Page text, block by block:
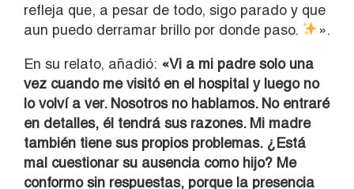
refleja que, a pesar de todo, sigo parado y que
aun puedo derramar brillo por donde paso.
».
En su relato, añadió: «Vi a mi padre solo una
vez cuando me visitó en el hospital y luego no
lo volví a ver. Nosotros no hablamos. No entraré
en detalles, él tendrá sus razones. Mi madre
también tiene sus propios problemas. ¿Está
mal cuestionar su ausencia como hijo? Me
conformo sin respuestas, porque la presencia